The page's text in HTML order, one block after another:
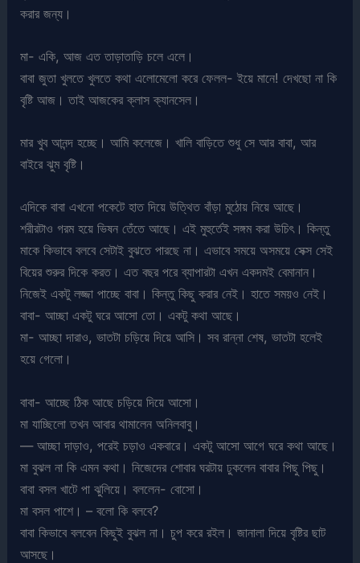
করার জন্য।
মা- একি, আজ এত তাড়াতাড়ি চলে এলে।
বাবা জুতা খুলতে খুলতে কথা এলোমেলো করে ফেলল- ইয়ে মানে! দেখছো না কি
বৃষ্টি আজ। তাই আজকের ক্লাস ক্যানসেল।
মার খুব আনন্দ হচ্ছে। আমি কলেজে। খালি বাড়িতে শুধু সে আর বাবা, আর
বাইরে ঝুম বৃষ্টি।
এদিকে বাবা এখনো পকেটে হাত দিয়ে উত্থিত বাঁড়া মুঠোয় নিয়ে আছে।
শরীরটাও গরম হয়ে ভিষন তেঁতে আছে। এই মুহুর্তেই সঙ্গম করা উচিৎ। কিন্তু
মাকে কিভাবে বলবে সেটাই বুঝতে পারছে না। এভাবে সময়ে অসময়ে সেক্স সেই
বিয়ের শুরুর দিকে করত। এত বছর পরে ব্যাপারটা এখন একদমই বেমানান।
নিজেই একটু লজ্জা পাচ্ছে বাবা। কিন্তু কিছু করার নেই। হাতে সময়ও নেই।
বাবা- আচ্ছা একটু ঘরে আসো তো। একটু কথা আছে।
মা- আচ্ছা দারাও, ভাতটা চড়িয়ে দিয়ে আসি। সব রান্না শেষ, ভাতটা হলেই
হয়ে গেলো।
বাবা- আচ্ছে ঠিক আছে চড়িয়ে দিয়ে আসো।
মা যাচ্ছিলো তখন আবার থামালেন অনিলবাবু।
— আচ্ছা দাড়াও, পরেই চড়াও একবারে। একটু আসো আগে ঘরে কথা আছে।
মা বুঝল না কি এমন কথা। নিজেদের শোবার ঘরটায় ঢুকলেন বাবার পিছু পিছু।
বাবা বসল খাটে পা ঝুলিয়ে। বললেন- বোসো।
মা বসল পাশে। – বলো কি বলবে?
বাবা কিভাবে বলবেন কিছুই বুঝল না। চুপ করে রইল। জানালা দিয়ে বৃষ্টির ছাট
আসছে।